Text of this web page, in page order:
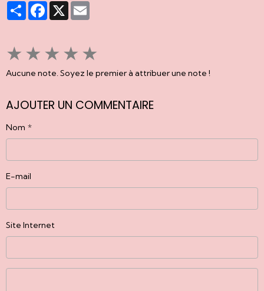
PartagerFacebook
X
★ ★ ★ ★ ★
Aucune note. Soyez le premier à attribuer une note !
AJOUTER UN COMMENTAIRE
Nom
E-mail
Site Internet